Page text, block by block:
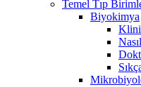
Temel Tıp
Biyokimya